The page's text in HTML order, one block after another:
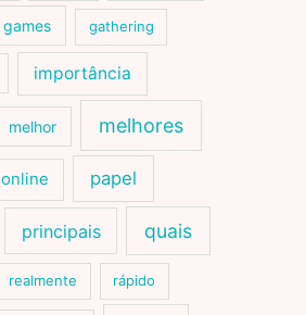
games gathering
importância
melhor melhores
online papel
principais quais
realmente rápido